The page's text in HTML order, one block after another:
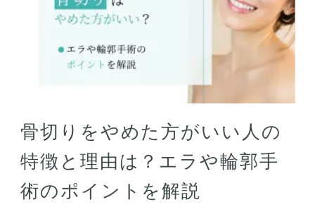
骨切りをやめた方がいい人の
特徴と理由は？エラや輪郭手
術のポイントを解説